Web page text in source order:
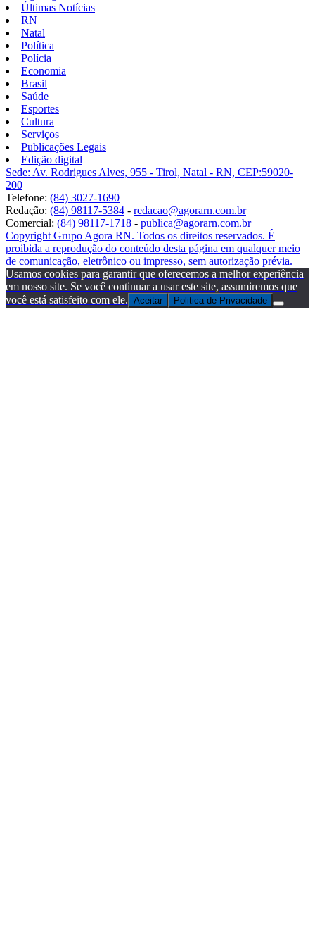
Últimas Notícias
RN
Natal
Política
Polícia
Economia
Brasil
Saúde
Esportes
Cultura
Serviços
Publicações Legais
Edição digital
Sede: Av. Rodrigues Alves, 955 - Tirol, Natal - RN, CEP:59020-
200
Telefone: (84) 3027-1690
Redação: (84) 98117-5384 - redacao@agorarn.com.br
Comercial: (84) 98117-1718 - publica@agorarn.com.br
Copyright Grupo Agora RN. Todos os direitos reservados. É
proibida a reprodução do conteúdo desta página em qualquer meio
de comunicação, eletrônico ou impresso, sem autorização prévia.
Usamos cookies para garantir que oferecemos a melhor experiência
em nosso site. Se você continuar a usar este site, assumiremos que
você está satisfeito com ele. Aceitar Politica de Privacidade